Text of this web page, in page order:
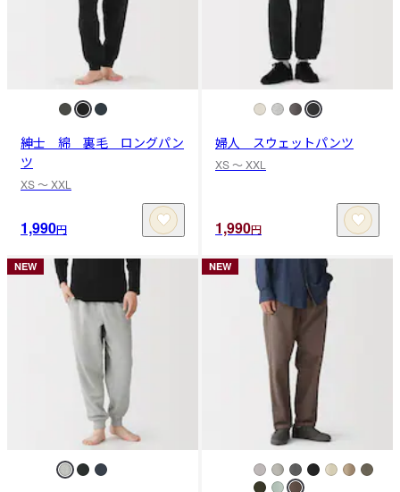
紳士 綿 裏毛 ロングパン
ツ
XS 〜 XXL
1,990円
婦人 スウェットパンツ
XS 〜 XXL
1,990円
NEW NEW